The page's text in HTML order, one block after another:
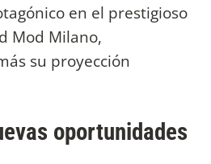
en el prestigioso
Mod Milano,
su proyección
oportunidades